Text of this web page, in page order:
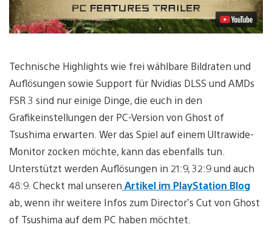
Technische Highlights wie frei wählbare Bildraten und
Auflösungen sowie Support für Nvidias DLSS und AMDs
FSR 3 sind nur einige Dinge, die euch in den
Grafikeinstellungen der PC-Version von Ghost of
Tsushima erwarten. Wer das Spiel auf einem Ultrawide-
Monitor zocken möchte, kann das ebenfalls tun.
Unterstützt werden Auflösungen in 21:9, 32:9 und auch
48:9. Checkt mal unseren Artikel im PlayStation Blog
ab, wenn ihr weitere Infos zum Director’s Cut von Ghost
of Tsushima auf dem PC haben möchtet.